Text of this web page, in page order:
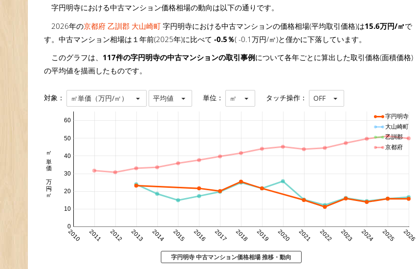
字円明寺における中古マンション価格相場の動向は以下の通りです。
2026年の京都府 乙訓郡 大山崎町 字円明寺における中古マンションの価格相場(平均取引価格)は15.6万円/㎡で
す。中古マンション相場は１年前(2025年)に比べて -0.5％( -0.1万円/㎡)と僅かに下落しています。
このグラフは、 117件の字円明寺の中古マンションの取引事例について各年ごとに算出した取引価格(面積価格)
の平均値を描画したものです。
対象： ㎡単価（万円/㎡） 平均値 単位： ㎡ タッチ操作： OFF
2010 2011 2012 2013 2014 2015 2016 2017 2018 2019 2020 2021 2022 2023 2024 2025 2026
0
10
20
30
40
50
60
㎡単価 万円/㎡
字円明寺
大山崎町
乙訓郡
京都府
字円明寺 中古マンション価格相場 推移・動向